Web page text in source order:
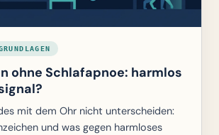
ohne Schlafapnoe: harmlos
mit dem Ohr nicht unterscheiden:
und was gegen harmloses